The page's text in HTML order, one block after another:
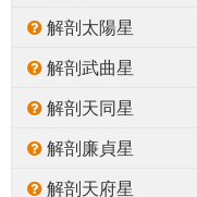
解剖太陽星
解剖武曲星
解剖天同星
解剖廉貞星
解剖天府星